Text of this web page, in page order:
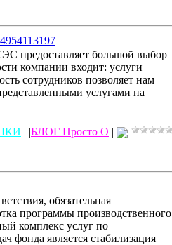
предоставляет большой выбор
компании входит: услуги
сотрудников позволяет нам
услугами на
| |БЛОГ Просто О |
обязательная
программы производственного
комплекс услуг по
фонда является стабилизация